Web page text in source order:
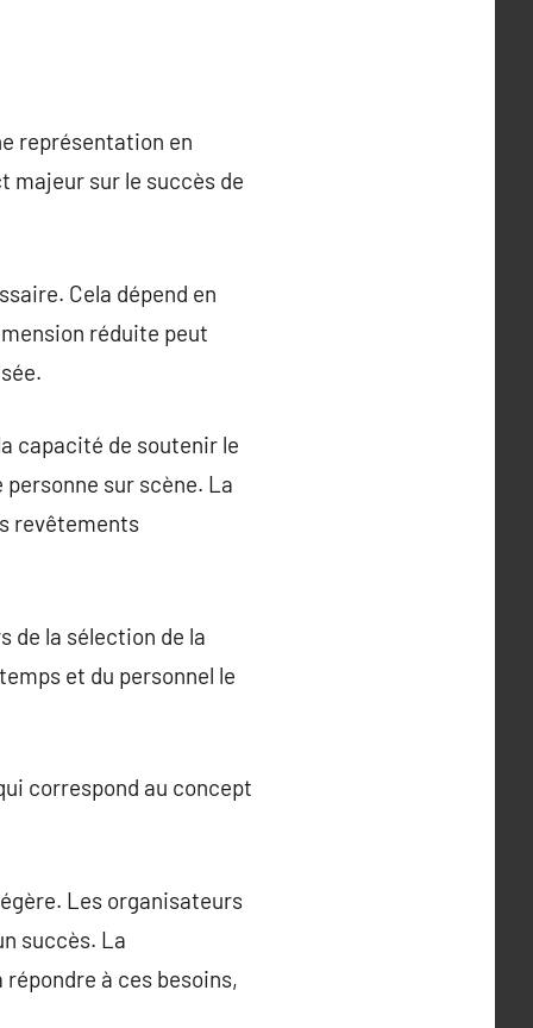
représentation en
majeur sur le succès de
Cela dépend en
réduite peut
capacité de soutenir le
sur scène. La
revêtements
de la sélection de la
et du personnel le
correspond au concept
Les organisateurs
succès. La
à ces besoins,